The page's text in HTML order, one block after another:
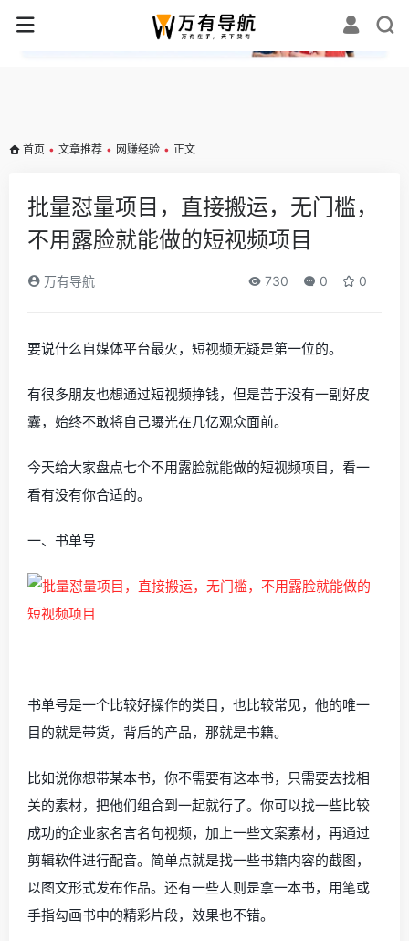
✕
首页 • 文章推荐 • 网赚经验 • 正文
批量怼量项目，直接搬运，无门槛，
不用露脸就能做的短视频项目
万有导航 730 0 0
要说什么自媒体平台最火，短视频无疑是第一位的。
有很多朋友也想通过短视频挣钱，但是苦于没有一副好皮
囊，始终不敢将自己曝光在几亿观众面前。
今天给大家盘点七个不用露脸就能做的短视频项目，看一
看有没有你合适的。
一、书单号
书单号是一个比较好操作的类目，也比较常见，他的唯一
目的就是带货，背后的产品，那就是书籍。
比如说你想带某本书，你不需要有这本书，只需要去找相
关的素材，把他们组合到一起就行了。你可以找一些比较
成功的企业家名言名句视频，加上一些文案素材，再通过
剪辑软件进行配音。简单点就是找一些书籍内容的截图，
以图文形式发布作品。还有一些人则是拿一本书，用笔或
手指勾画书中的精彩片段，效果也不错。